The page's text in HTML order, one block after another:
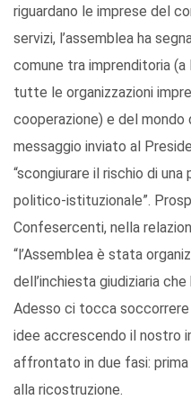
riguardano le imprese del
servizi, l’assemblea ha
comune tra imprenditoria
tutte le organizzazioni
cooperazione) e del
messaggio inviato al
“scongiurare il rischio di
politico-istituzionale”.
Confesercenti, nella
“l’Assemblea è stata
dell’inchiesta giudiziaria
Adesso ci tocca
idee accrescendo il nostro
affrontato in due fasi: prima
alla ricostruzione.